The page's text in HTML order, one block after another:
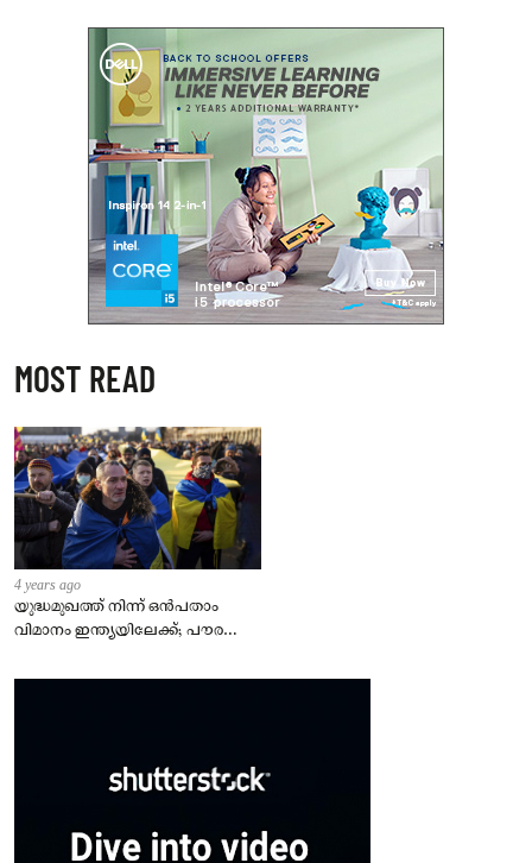
MOST READ
4 years ago
യുദ്ധമുഖത്ത് നിന്ന് ഒൻപതാം
വിമാനം ഇന്ത്യയിലേക്ക്; പൗരന്മാർ
– കേന്ദ്രം